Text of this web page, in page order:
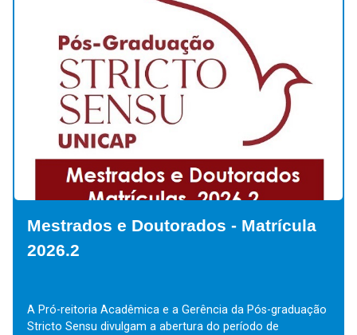
Mestrados e Doutorados - Matrícula
2026.2
A Pró-reitoria Acadêmica e a Gerência da Pós-graduação
Stricto Sensu divulgam a abertura do período de